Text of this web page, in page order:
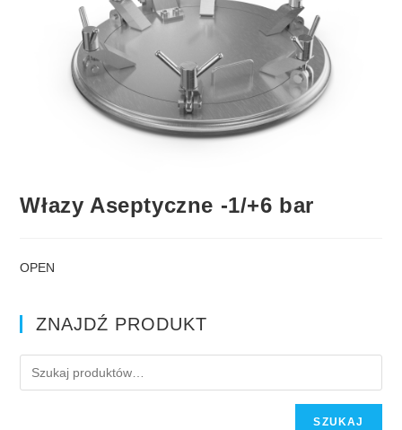
Włazy Aseptyczne -1/+6 bar
OPEN
ZNAJDŹ PRODUKT
SZUKAJ